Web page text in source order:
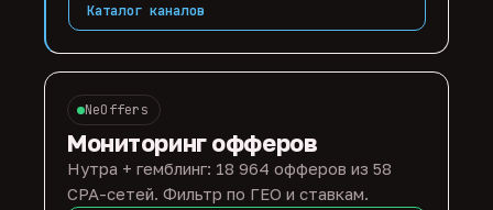
Каталог каналов
NeOffers
Мониторинг офферов
Нутра + гемблинг: 18 964 офферов из 58
CPA-сетей. Фильтр по ГЕО и ставкам.